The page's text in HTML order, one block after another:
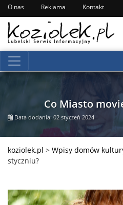
O nas Reklama Kontakt
Co Miasto
Data dodania: 02 styczeń 2024
koziolek.pl > Wpisy domów
styczniu?